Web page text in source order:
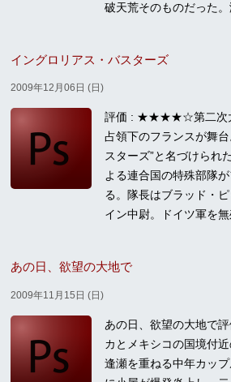
破天荒そのものだった。
イングロリアス・バスターズ
2009年12月06日 (日)
評価 : ★★★★☆第二次大
占領下のフランスが舞
スターズ”と名づけられ
よる連合国の特殊部隊
る。隊長はブラッド・
イン中尉。ドイツ軍を
あの日、欲望の大地で
2009年11月15日 (日)
あの日、欲望の大地
カとメキシコの国境付
逢瀬を重ねる中年カッ